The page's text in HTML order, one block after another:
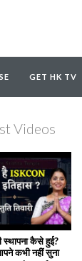
GET HK TV
Videos
कैसे हुई?
कभी नहीं सुना